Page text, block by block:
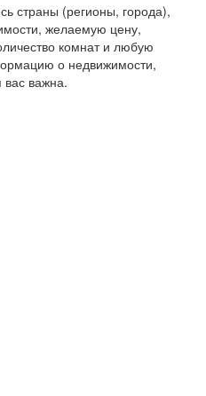
страны (регионы, города),
желаемую цену,
комнат и любую
о недвижимости,
вас важна.